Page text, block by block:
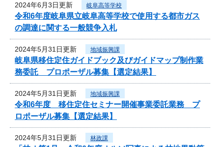
2024年6月3日更新 岐阜高等学校
令和6年度岐阜県立岐阜高等学校で使用する都市ガス
の調達に関する一般競争入札
2024年5月31日更新 地域振興課
岐阜県移住定住ガイドブック及びガイドマップ制作業
務委託 プロポーザル募集【選定結果】
2024年5月31日更新 地域振興課
令和6年度 移住定住セミナー開催事業委託業務 プ
ロポーザル募集【選定結果】
2024年5月31日更新 林政課